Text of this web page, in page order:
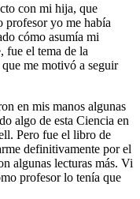
con mi hija, que
profesor yo me había
cómo asumía mi
fue el tema de la
me motivó a seguir
en mis manos algunas
algo de esta Ciencia en
Pero fue el libro de
definitivamente por el
algunas lecturas más. Vi
profesor lo tenía que